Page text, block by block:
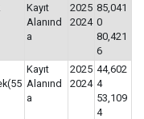
Kayıt
Alanınd
a
2025
2024
85,041
0
80,421
6
Kayıt
Alanınd
a
2025
2024
44,602
4
53,109
4